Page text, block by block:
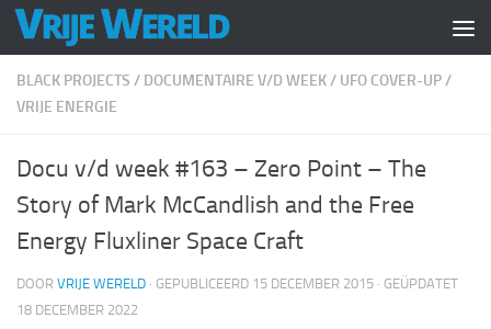
Doorgaan naar inhoud
BLACK PROJECTS / DOCUMENTAIRE V/D WEEK/ UFO COVER-UP/
VRIJE ENERGIE
Docu v/d week #163 – Zero Point – The
Story of Mark McCandlish and the Free
Energy Fluxliner Space Craft
DOOR VRIJE WERELD · GEPUBLICEERD 15 DECEMBER 2015 · GEÜPDATET
18 DECEMBER 2022